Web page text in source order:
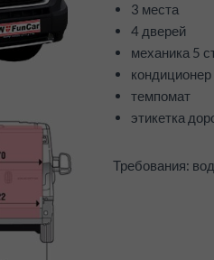
3 места
4 дверей
механика 5
кондиционер
темпомат
этикетка
Требования: